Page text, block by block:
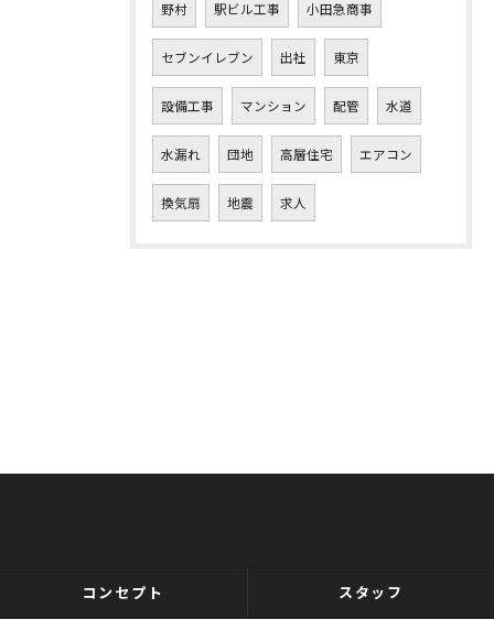
野村 駅ビル工事 小田急商事
セブンイレブン 出社 東京
設備工事 マンション 配管 水道
水漏れ 団地 高層住宅 エアコン
換気扇 地震 求人
コンセプト スタッフ